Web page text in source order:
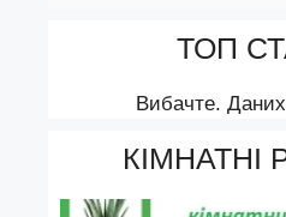
ТОП
Вибачте.
КІМНАТНІ